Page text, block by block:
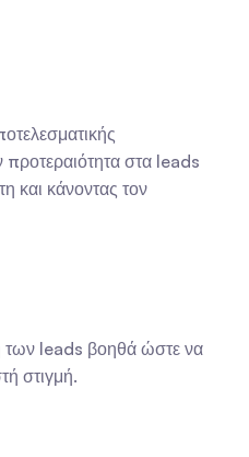
στα leads
και κάνοντας τον
των leads βοηθά ώστε να
στιγμή.